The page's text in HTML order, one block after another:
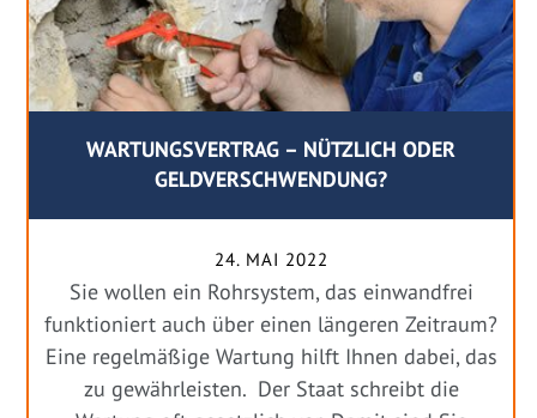
WARTUNGSVERTRAG – NÜTZLICH ODER
GELDVERSCHWENDUNG?
24. MAI 2022
Sie wollen ein Rohrsystem, das einwandfrei
funktioniert auch über einen längeren Zeitraum?
Eine regelmäßige Wartung hilft Ihnen dabei, das
zu gewährleisten. Der Staat schreibt die